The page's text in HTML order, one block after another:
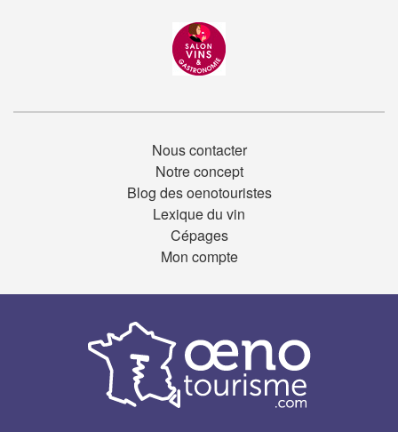
Nous contacter
Notre concept
Blog des oenotouristes
Lexique du vin
Cépages
Mon compte